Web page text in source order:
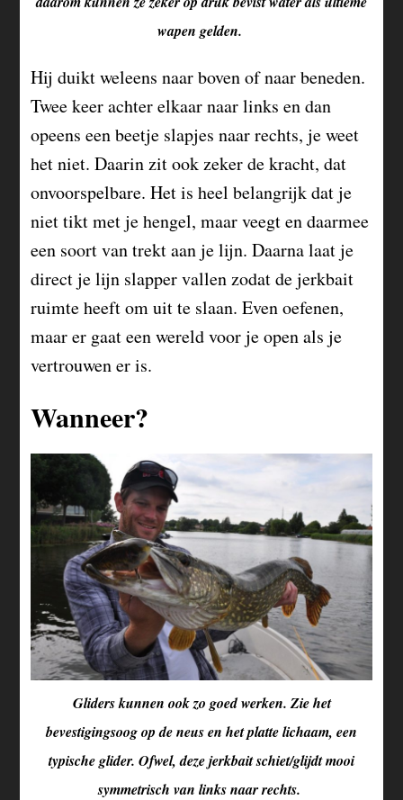
wapen gelden.
Hij duikt weleens naar boven of naar beneden.
Twee keer achter elkaar naar links en dan
opeens een beetje slapjes naar rechts, je weet
het niet. Daarin zit ook zeker de kracht, dat
onvoorspelbare. Het is heel belangrijk dat je
niet tikt met je hengel, maar veegt en daarmee
een soort van trekt aan je lijn. Daarna laat je
direct je lijn slapper vallen zodat de jerkbait
ruimte heeft om uit te slaan. Even oefenen,
maar er gaat een wereld voor je open als je
vertrouwen er is.
Wanneer?
Gliders kunnen ook zo goed werken. Zie het
bevestigingsoog op de neus en het platte lichaam, een
typische glider. Ofwel, deze jerkbait schiet/glijdt mooi
symmetrisch van links naar rechts.